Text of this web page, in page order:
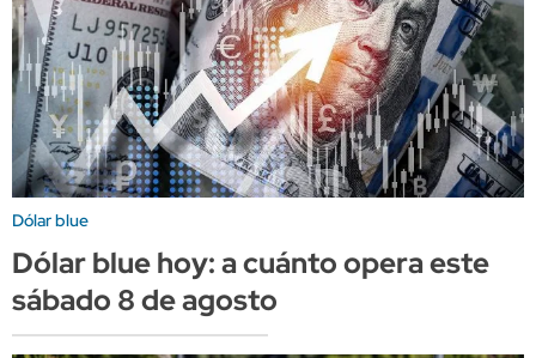
Dólar blue
Dólar blue hoy: a cuánto opera este
sábado 8 de agosto